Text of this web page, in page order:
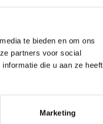
te bieden en om ons
partners voor social
die u aan ze heeft
Marketing